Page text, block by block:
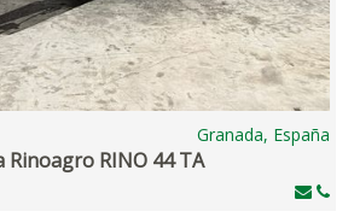
Granada, España
Rinoagro RINO 44 TA